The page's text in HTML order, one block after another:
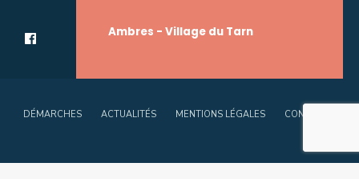
Ambres - Village du Tarn
DÉMARCHES ACTUALITÉS MENTIONS LÉGALES CONTACT